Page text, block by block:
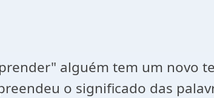
alguém tem um novo
o significado das